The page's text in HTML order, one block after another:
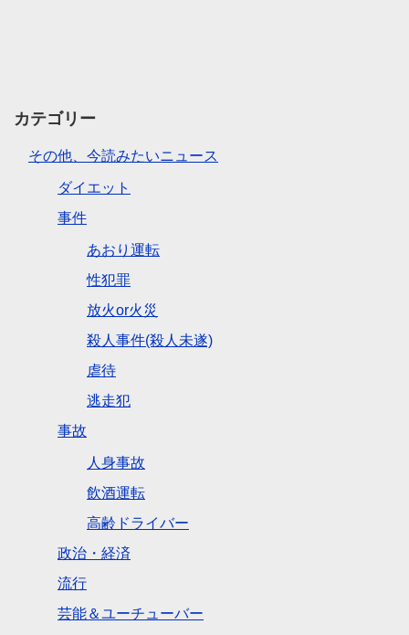
カテゴリー
その他、今読みたいニュース
ダイエット
事件
あおり運転
性犯罪
放火or火災
殺人事件(殺人未遂)
虐待
逃走犯
事故
人身事故
飲酒運転
高齢ドライバー
政治・経済
流行
芸能＆ユーチューバー